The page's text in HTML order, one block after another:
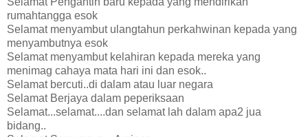
rumahtangga esok
Selamat menyambut ulangtahun perkahwinan kepada yang
menyambutnya esok
Selamat menyambut kelahiran kepada mereka yang
menimag cahaya mata hari ini dan esok..
Selamat bercuti..di dalam atau luar negara
Selamat Berjaya dalam peperiksaan
Selamat...selamat....dan selamat lah dalam apa2 jua
bidang..